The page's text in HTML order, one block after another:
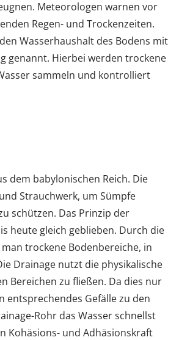
Meteorologen warnen vor
Regen- und Trockenzeiten.
Wasserhaushalt des Bodens mit
genannt. Hierbei werden trockene
sammeln und kontrolliert
dem babylonischen Reich. Die
Strauchwerk, um Sümpfe
schützen. Das Prinzip der
heute gleich geblieben. Durch die
trockene Bodenbereiche, in
Drainage nutzt die physikalische
Bereichen zu fließen. Da dies nur
Gefälle zu den
Rohr das Wasser schnellst
Kohäsions- und Adhäsionskraft